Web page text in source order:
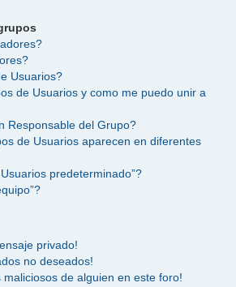
Usuarios?
de Usuarios y como me puedo unir a
Responsable del Grupo?
de Usuarios aparecen en diferentes
predeterminado”?
privado!
no deseados!
maliciosos de alguien en este foro!